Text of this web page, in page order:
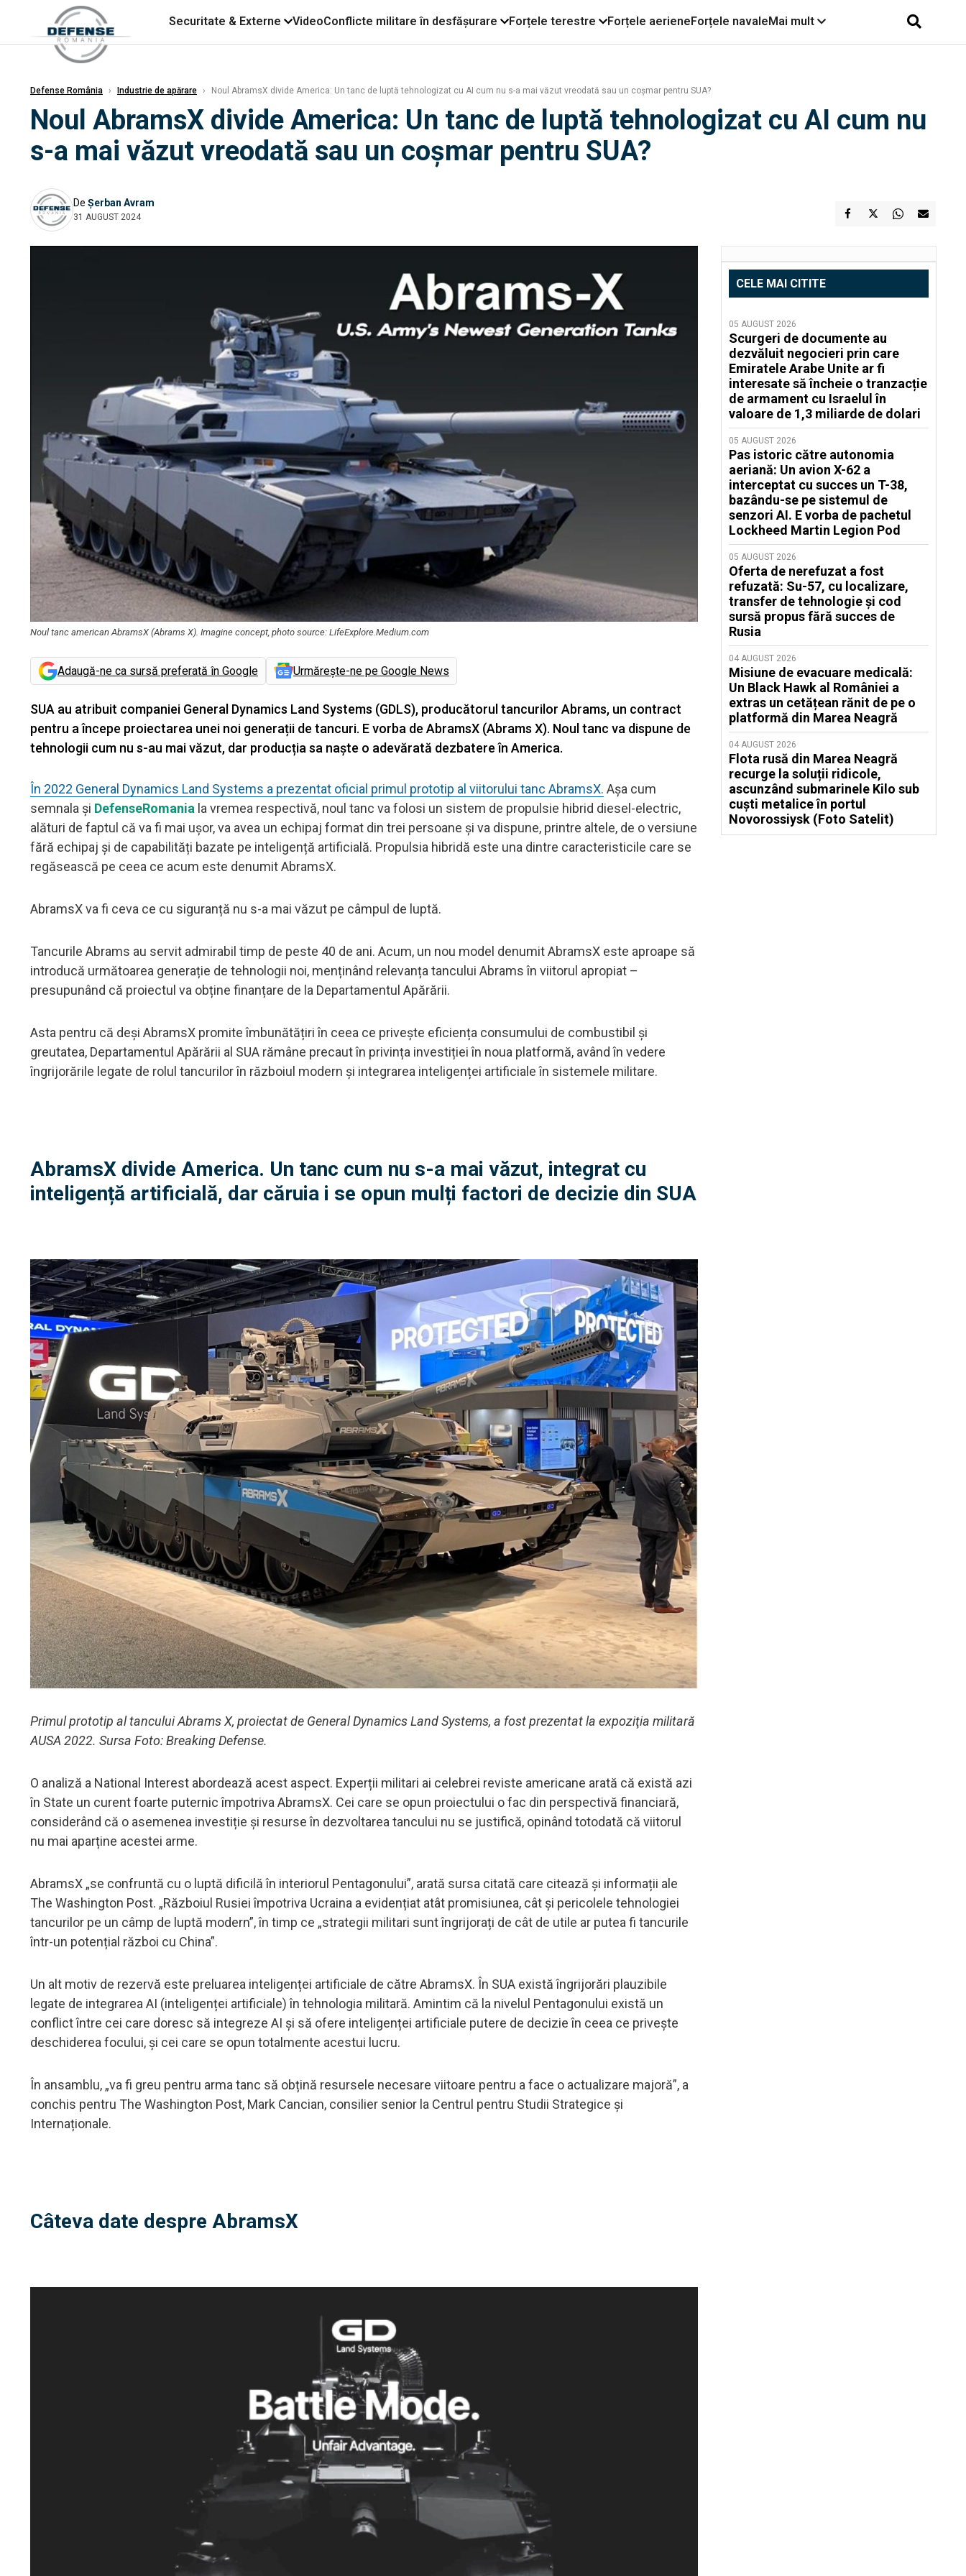
Securitate & Externe VideoConflicte militare în desfășurare Forțele terestre Forțele aerieneForțele navaleMai mult
Defense România › Industrie de apărare › Noul AbramsX divide America: Un tanc de luptă tehnologizat cu AI cum nu s-a mai văzut vreodată sau un coșmar pentru SUA?
Noul AbramsX divide America: Un tanc de luptă tehnologizat cu AI cum nu
s-a mai văzut vreodată sau un coșmar pentru SUA?
De Șerban Avram
31 AUGUST 2024
Noul tanc american AbramsX (Abrams X). Imagine concept, photo source: LifeExplore.Medium.com
Adaugă-ne ca sursă preferată în Google Urmărește-ne pe Google News
SUA au atribuit companiei General Dynamics Land Systems (GDLS), producătorul tancurilor Abrams, un contract
pentru a începe proiectarea unei noi generații de tancuri. E vorba de AbramsX (Abrams X). Noul tanc va dispune de
tehnologii cum nu s-au mai văzut, dar producția sa naște o adevărată dezbatere în America.
În 2022 General Dynamics Land Systems a prezentat oficial primul prototip al viitorului tanc AbramsX. Așa cum
semnala și DefenseRomania la vremea respectivă, noul tanc va folosi un sistem de propulsie hibrid diesel-electric,
alături de faptul că va fi mai ușor, va avea un echipaj format din trei persoane și va dispune, printre altele, de o versiune
fără echipaj și de capabilități bazate pe inteligență artificială. Propulsia hibridă este una dintre caracteristicile care se
regăsească pe ceea ce acum este denumit AbramsX.
AbramsX va fi ceva ce cu siguranță nu s-a mai văzut pe câmpul de luptă.
Tancurile Abrams au servit admirabil timp de peste 40 de ani. Acum, un nou model denumit AbramsX este aproape să
introducă următoarea generație de tehnologii noi, menținând relevanța tancului Abrams în viitorul apropiat –
presupunând că proiectul va obține finanțare de la Departamentul Apărării.
Asta pentru că deși AbramsX promite îmbunătățiri în ceea ce privește eficiența consumului de combustibil și
greutatea, Departamentul Apărării al SUA rămâne precaut în privința investiției în noua platformă, având în vedere
îngrijorările legate de rolul tancurilor în războiul modern și integrarea inteligenței artificiale în sistemele militare.
AbramsX divide America. Un tanc cum nu s-a mai văzut, integrat cu
inteligență artificială, dar căruia i se opun mulți factori de decizie din SUA
Primul prototip al tancului Abrams X, proiectat de General Dynamics Land Systems, a fost prezentat la expoziţia militară
AUSA 2022. Sursa Foto: Breaking Defense.
O analiză a National Interest abordează acest aspect. Experții militari ai celebrei reviste americane arată că există azi
în State un curent foarte puternic împotriva AbramsX. Cei care se opun proiectului o fac din perspectivă financiară,
considerând că o asemenea investiție și resurse în dezvoltarea tancului nu se justifică, opinând totodată că viitorul
nu mai aparține acestei arme.
AbramsX „se confruntă cu o luptă dificilă în interiorul Pentagonului”, arată sursa citată care citează și informații ale
The Washington Post. „Războiul Rusiei împotriva Ucraina a evidențiat atât promisiunea, cât și pericolele tehnologiei
tancurilor pe un câmp de luptă modern”, în timp ce „strategii militari sunt îngrijorați de cât de utile ar putea fi tancurile
într-un potențial război cu China”.
Un alt motiv de rezervă este preluarea inteligenței artificiale de către AbramsX. În SUA există îngrijorări plauzibile
legate de integrarea AI (inteligenței artificiale) în tehnologia militară. Amintim că la nivelul Pentagonului există un
conflict între cei care doresc să integreze AI și să ofere inteligenței artificiale putere de decizie în ceea ce privește
deschiderea focului, și cei care se opun totalmente acestui lucru.
În ansamblu, „va fi greu pentru arma tanc să obțină resursele necesare viitoare pentru a face o actualizare majoră”, a
conchis pentru The Washington Post, Mark Cancian, consilier senior la Centrul pentru Studii Strategice și
Internaționale.
Câteva date despre AbramsX
CELE MAI CITITE
05 AUGUST 2026
Scurgeri de documente au
dezvăluit negocieri prin care
Emiratele Arabe Unite ar fi
interesate să încheie o tranzacție
de armament cu Israelul în
valoare de 1,3 miliarde de dolari
05 AUGUST 2026
Pas istoric către autonomia
aeriană: Un avion X-62 a
interceptat cu succes un T-38,
bazându-se pe sistemul de
senzori AI. E vorba de pachetul
Lockheed Martin Legion Pod
05 AUGUST 2026
Oferta de nerefuzat a fost
refuzată: Su-57, cu localizare,
transfer de tehnologie și cod
sursă propus fără succes de
Rusia
04 AUGUST 2026
Misiune de evacuare medicală:
Un Black Hawk al României a
extras un cetățean rănit de pe o
platformă din Marea Neagră
04 AUGUST 2026
Flota rusă din Marea Neagră
recurge la soluții ridicole,
ascunzând submarinele Kilo sub
cuști metalice în portul
Novorossiysk (Foto Satelit)